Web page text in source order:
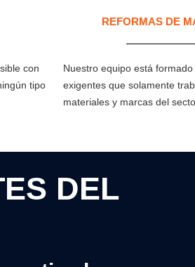
con
tipo
REFORMAS DE
Nuestro equipo está
exigentes que solamente
materiales y marcas del
DEL